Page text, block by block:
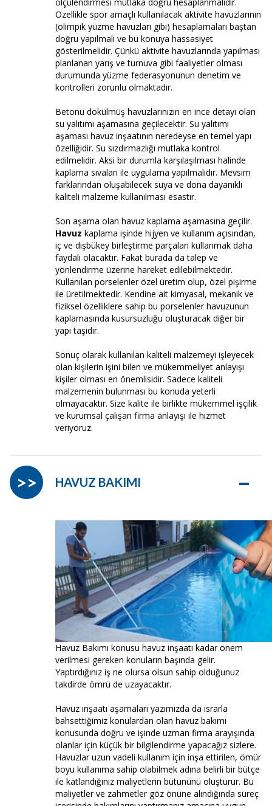
Özellikle spor amaçlı kullanılacak aktivite havuzlarının
(olimpik yüzme havuzları gibi) hesaplamaları baştan
doğru yapılmalı ve bu konuya hassasiyet
gösterilmelidir. Çünkü aktivite havuzlarında yapılması
planlanan yarış ve turnuva gibi faaliyetler olması
durumunda yüzme federasyonunun denetim ve
kontrolleri zorunlu olmaktadır.
Betonu dökülmüş havuzlarınızın en ince detayı olan
su yalıtımı aşamasına geçilecektir. Su yalıtımı
aşaması havuz inşaatının neredeyse en temel yapı
özelliğidir. Su sızdırmazlığı mutlaka kontrol
edilmelidir. Aksi bir durumla karşılaşılması halinde
kaplama sıvaları ile uygulama yapılmalıdır. Mevsim
farklarından oluşabilecek suya ve dona dayanıklı
kaliteli malzeme kullanılması esastır.
Son aşama olan havuz kaplama aşamasına geçilir.
Havuz kaplama işinde hijyen ve kullanım açısından,
iç ve dışbükey birleştirme parçaları kullanmak daha
faydalı olacaktır. Fakat burada da talep ve
yönlendirme üzerine hareket edilebilmektedir.
Kullanılan porselenler özel üretim olup, özel pişirme
ile üretilmektedir. Kendine ait kimyasal, mekanik ve
fiziksel özelliklere sahip bu porselenler havuzunun
kaplamasında kusursuzluğu oluşturacak diğer bir
yapı taşıdır.
Sonuç olarak kullanılan kaliteli malzemeyi işleyecek
olan kişilerin işini bilen ve mükemmeliyet anlayışı
kişiler olması en önemlisidir. Sadece kaliteli
malzemenin bulunması bu konuda yeterli
olmayacaktır. Size kalite ile birlikte mükemmel işçilik
ve kurumsal çalışan firma anlayışı ile hizmet
veriyoruz.
HAVUZ BAKIMI –
>>
Havuz Bakımı konusu havuz inşaatı kadar önem
verilmesi gereken konuların başında gelir.
Yaptırdığınız iş ne olursa olsun sahip olduğunuz
takdirde ömrü de uzayacaktır.
Havuz inşaatı aşamaları yazımızda da ısrarla
bahsettiğimiz konulardan olan havuz bakımı
konusunda doğru ve işinde uzman firma arayışında
olanlar için küçük bir bilgilendirme yapacağız sizlere.
Havuzlar uzun vadeli kullanım için inşa ettirilen, ömür
boyu kullanıma sahip olabilmek adına belirli bir bütçe
ile katlandığınız maliyetlerin bütününü oluşturur. Bu
maliyetler ve zahmetler göz önüne alındığında süreç